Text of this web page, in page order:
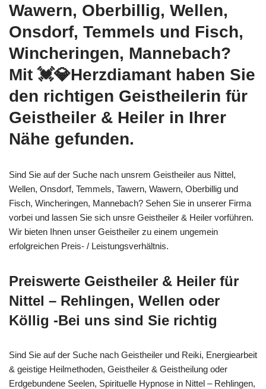
Wawern, Oberbillig, Wellen,
Onsdorf, Temmels und Fisch,
Wincheringen, Mannebach?
Mit 💓️💎Herzdiamant haben Sie
den richtigen Geistheilerin für
Geistheiler & Heiler in Ihrer
Nähe gefunden.
Sind Sie auf der Suche nach unsrem Geistheiler aus Nittel,
Wellen, Onsdorf, Temmels, Tawern, Wawern, Oberbillig und
Fisch, Wincheringen, Mannebach? Sehen Sie in unserer Firma
vorbei und lassen Sie sich unsre Geistheiler & Heiler vorführen.
Wir bieten Ihnen unser Geistheiler zu einem ungemein
erfolgreichen Preis- / Leistungsverhältnis.
Preiswerte Geistheiler & Heiler für
Nittel – Rehlingen, Wellen oder
Köllig -Bei uns sind Sie richtig
Sind Sie auf der Suche nach Geistheiler und Reiki, Energiearbeit
& geistige Heilmethoden, Geistheiler & Geistheilung oder
Erdgebundene Seelen, Spirituelle Hypnose in Nittel – Rehlingen,